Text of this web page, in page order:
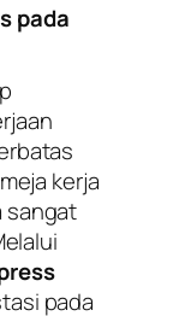
pada
kerja
sangat
pada